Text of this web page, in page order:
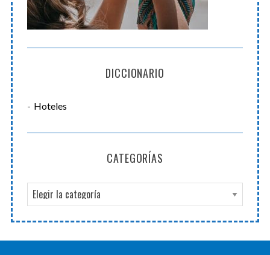
DICCIONARIO
Hoteles
CATEGORÍAS
a
t
e